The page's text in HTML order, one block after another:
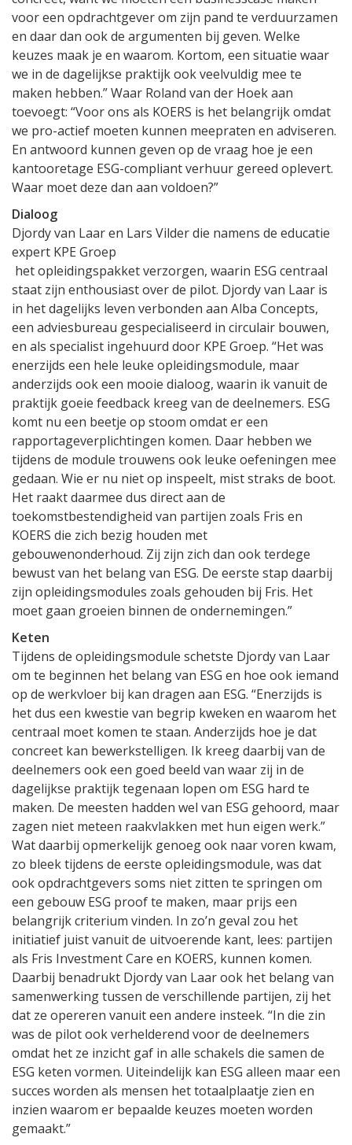
voor een opdrachtgever om zijn pand te verduurzamen
en daar dan ook de argumenten bij geven. Welke
keuzes maak je en waarom. Kortom, een situatie waar
we in de dagelijkse praktijk ook veelvuldig mee te
maken hebben.” Waar Roland van der Hoek aan
toevoegt: “Voor ons als KOERS is het belangrijk omdat
we pro-actief moeten kunnen meepraten en adviseren.
En antwoord kunnen geven op de vraag hoe je een
kantooretage ESG-compliant verhuur gereed oplevert.
Waar moet deze dan aan voldoen?”
Dialoog
Djordy van Laar en Lars Vilder die namens de educatie
expert KPE Groep
het opleidingspakket verzorgen, waarin ESG centraal
staat zijn enthousiast over de pilot. Djordy van Laar is
in het dagelijks leven verbonden aan Alba Concepts,
een adviesbureau gespecialiseerd in circulair bouwen,
en als specialist ingehuurd door KPE Groep. “Het was
enerzijds een hele leuke opleidingsmodule, maar
anderzijds ook een mooie dialoog, waarin ik vanuit de
praktijk goeie feedback kreeg van de deelnemers. ESG
komt nu een beetje op stoom omdat er een
rapportageverplichtingen komen. Daar hebben we
tijdens de module trouwens ook leuke oefeningen mee
gedaan. Wie er nu niet op inspeelt, mist straks de boot.
Het raakt daarmee dus direct aan de
toekomstbestendigheid van partijen zoals Fris en
KOERS die zich bezig houden met
gebouwenonderhoud. Zij zijn zich dan ook terdege
bewust van het belang van ESG. De eerste stap daarbij
zijn opleidingsmodules zoals gehouden bij Fris. Het
moet gaan groeien binnen de ondernemingen.”
Keten
Tijdens de opleidingsmodule schetste Djordy van Laar
om te beginnen het belang van ESG en hoe ook iemand
op de werkvloer bij kan dragen aan ESG. “Enerzijds is
het dus een kwestie van begrip kweken en waarom het
centraal moet komen te staan. Anderzijds hoe je dat
concreet kan bewerkstelligen. Ik kreeg daarbij van de
deelnemers ook een goed beeld van waar zij in de
dagelijkse praktijk tegenaan lopen om ESG hard te
maken. De meesten hadden wel van ESG gehoord, maar
zagen niet meteen raakvlakken met hun eigen werk.”
Wat daarbij opmerkelijk genoeg ook naar voren kwam,
zo bleek tijdens de eerste opleidingsmodule, was dat
ook opdrachtgevers soms niet zitten te springen om
een gebouw ESG proof te maken, maar prijs een
belangrijk criterium vinden. In zo’n geval zou het
initiatief juist vanuit de uitvoerende kant, lees: partijen
als Fris Investment Care en KOERS, kunnen komen.
Daarbij benadrukt Djordy van Laar ook het belang van
samenwerking tussen de verschillende partijen, zij het
dat ze opereren vanuit een andere insteek. “In die zin
was de pilot ook verhelderend voor de deelnemers
omdat het ze inzicht gaf in alle schakels die samen de
ESG keten vormen. Uiteindelijk kan ESG alleen maar een
succes worden als mensen het totaalplaatje zien en
inzien waarom er bepaalde keuzes moeten worden
gemaakt.”